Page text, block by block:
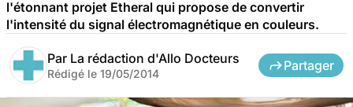
l'étonnant projet Etheral qui propose de convertir
l'intensité du signal électromagnétique en couleurs.
Par La rédaction d'Allo Docteurs
Rédigé le 19/05/2014
Partager